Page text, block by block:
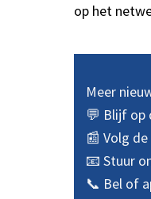
op het
Meer
💬 Blijf op
📰 Volg
📧 Stuur
📞 Bel of